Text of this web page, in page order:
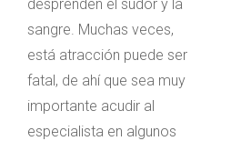
desprenden el sudor y la
sangre. Muchas veces,
está atracción puede ser
fatal, de ahí que sea muy
importante acudir al
especialista en algunos